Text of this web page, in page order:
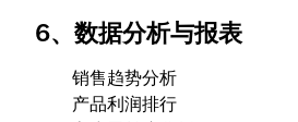
6、数据分析与报表
销售趋势分析
产品利润排行